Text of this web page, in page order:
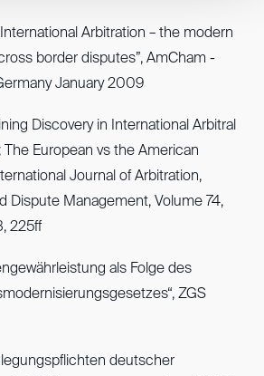
Arbitration – the modern
border disputes”, AmCham -
January 2009
Discovery in International Arbitral
The European vs the American
Journal of Arbitration,
Dispute Management, Volume 74,
225ff
als Folge des
ZGS
deutscher